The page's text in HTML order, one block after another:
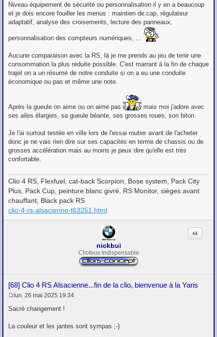
Niveau équipement de sécurité ou personnalisation il y en a beaucoup
et je dois encore fouiller les menus : maintien de cap, régulateur
adaptatif, analyse des croisements, lecture des panneaux,
personnalisation des compteurs numériques, ...
Aucune comparaison avec la RS, là je me prends au jeu de tenir une
consommation la plus réduite possible. C'est marrant à la fin de chaque
trajet on a un résumé de notre conduite si on a eu une conduite
économique ou pas et même une note.
Après la gueule on aime ou on aime pas
mais moi j'adore avec
ses ailes élargies, sa gueule béante, ses grosses roues, son biton.
Je l'ai surtout testée en ville lors de l'essai routier avant de l'acheter
donc je ne vais rien dire sur ses capacités en terme de chassis ou de
grosses accélération mais au moins je peux dire qu'elle est très
confortable.
Clio 4 RS, Flexfuel, cat-back Scorpion, Bose system, Pack City
Plus, Pack Cup, peinture blanc givré, RS Monitor, sièges avant
chauffant, Black pack RS
clio-4-rs-alsacienne-t63251.html
nickbui
Clioteux Indispensable
[68] Clio 4 RS Alsacienne...fin de la clio, bienvenue à la Yaris
Citation
e
a
lun. 26 mai 2025 19:34
Sacré changement !
La couleur et les jantes sont sympas ;-)